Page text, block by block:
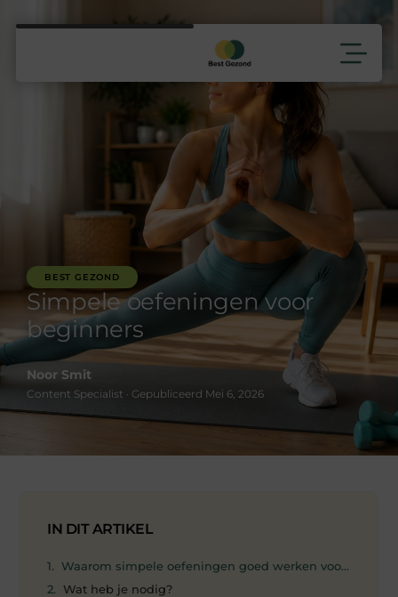
BEST GEZOND
Simpele oefeningen voor
beginners
Noor Smit
Content Specialist · Gepubliceerd Mei 6, 2026
IN DIT ARTIKEL
Waarom simpele oefeningen goed werken voor
Wat heb je nodig?